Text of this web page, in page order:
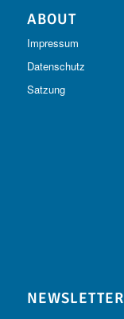
ABOUT
Impressum
Datenschutz
Satzung
NEWSLETTER